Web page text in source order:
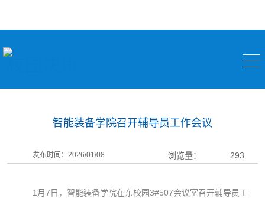
智能装备学院召开辅导员工作会议
发布时间：2026/01/08 浏览量： 293
1月7日，智能装备学院在东校园3#507会议室召开辅导员工